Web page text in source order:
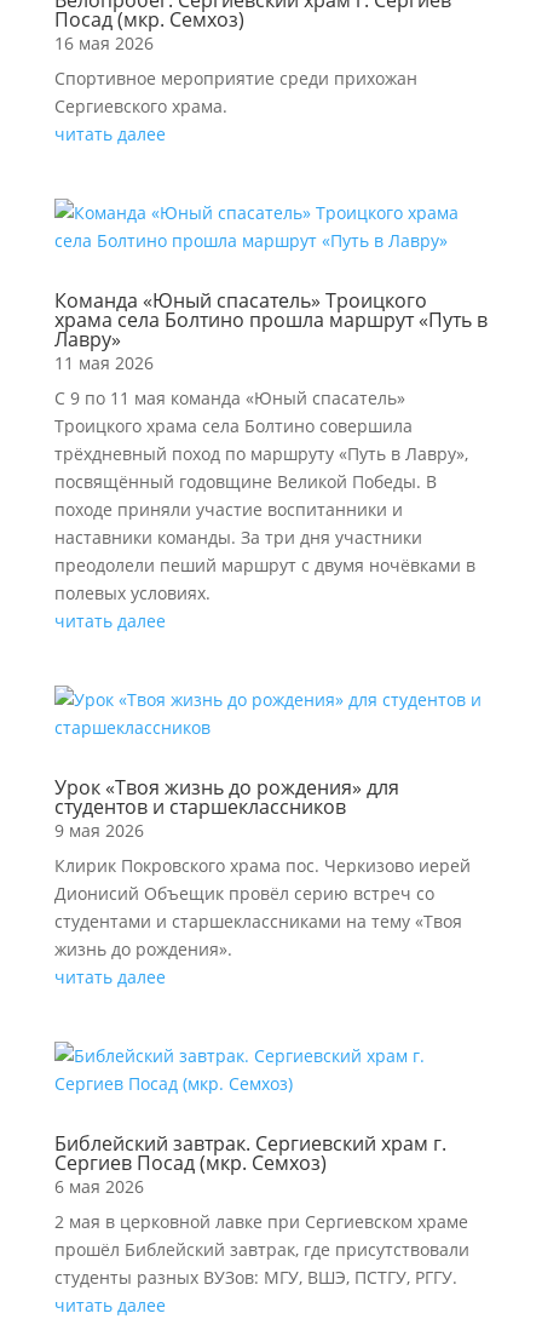
Посад (мкр. Семхоз)
16 мая 2026
Спортивное мероприятие среди прихожан
Сергиевского храма.
читать далее
Команда «Юный спасатель» Троицкого
храма села Болтино прошла маршрут «Путь в
Лавру»
11 мая 2026
С 9 по 11 мая команда «Юный спасатель»
Троицкого храма села Болтино совершила
трёхдневный поход по маршруту «Путь в Лавру»,
посвящённый годовщине Великой Победы. В
походе приняли участие воспитанники и
наставники команды. За три дня участники
преодолели пеший маршрут с двумя ночёвками в
полевых условиях.
читать далее
Урок «Твоя жизнь до рождения» для
студентов и старшеклассников
9 мая 2026
Клирик Покровского храма пос. Черкизово иерей
Дионисий Объещик провёл серию встреч со
студентами и старшеклассниками на тему «Твоя
жизнь до рождения».
читать далее
Библейский завтрак. Сергиевский храм г.
Сергиев Посад (мкр. Семхоз)
6 мая 2026
2 мая в церковной лавке при Сергиевском храме
прошёл Библейский завтрак, где присутствовали
студенты разных ВУЗов: МГУ, ВШЭ, ПСТГУ, РГГУ.
читать далее